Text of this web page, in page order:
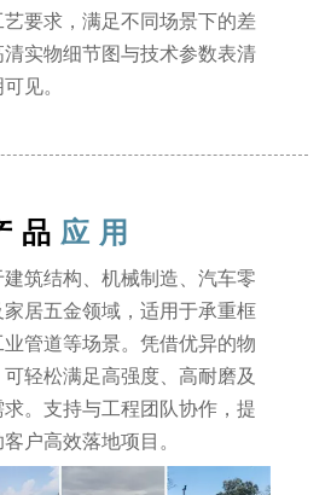
要求，满足不同场景下的差
实物细节图与技术参数表清
见。
品 应用
筑结构、机械制造、汽车零
居五金领域，适用于承重框
管道等场景。凭借优异的物
轻松满足高强度、高耐磨及
。支持与工程团队协作，提
户高效落地项目。